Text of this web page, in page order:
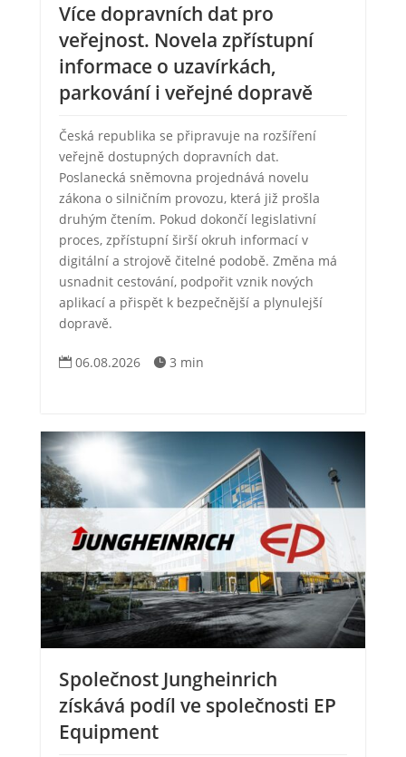
Více dopravních dat pro
veřejnost. Novela zpřístupní
informace o uzavírkách,
parkování i veřejné dopravě
Česká republika se připravuje na rozšíření
veřejně dostupných dopravních dat.
Poslanecká sněmovna projednává novelu
zákona o silničním provozu, která již prošla
druhým čtením. Pokud dokončí legislativní
proces, zpřístupní širší okruh informací v
digitální a strojově čitelné podobě. Změna má
usnadnit cestování, podpořit vznik nových
aplikací a přispět k bezpečnější a plynulejší
dopravě.
 06.08.2026  3 min
Společnost Jungheinrich
získává podíl ve společnosti EP
Equipment